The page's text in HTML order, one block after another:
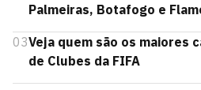
Palmeiras, Botafogo e
03Veja quem são os maiores
de Clubes da FIFA